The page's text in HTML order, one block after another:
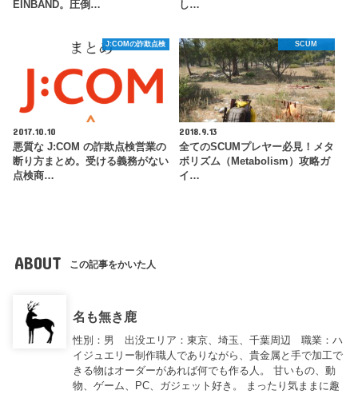
EINBAND。圧倒…
し…
J:COMの詐欺点検
2017.10.10
悪質な J:COM の詐欺点検営業の
断り方まとめ。受ける義務がない
点検商…
SCUM
2018.9.13
全てのSCUMプレヤー必見！メタ
ボリズム（Metabolism）攻略ガ
イ…
ABOUT この記事をかいた人
名も無き鹿
性別：男 出没エリア：東京、埼玉、千葉周辺 職業：ハ
イジュエリー制作職人でありながら、貴金属と手で加工で
きる物はオーダーがあれば何でも作る人。 甘いもの、動
物、ゲーム、PC、ガジェット好き。 まったり気ままに趣